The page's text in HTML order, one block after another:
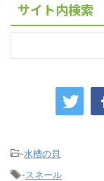
サイト内検
-水槽の貝
-スネール